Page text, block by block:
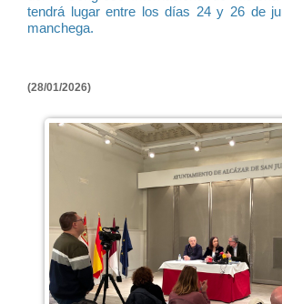
tendrá lugar entre los días 24 y 26 de
manchega.
(28/01/2026)